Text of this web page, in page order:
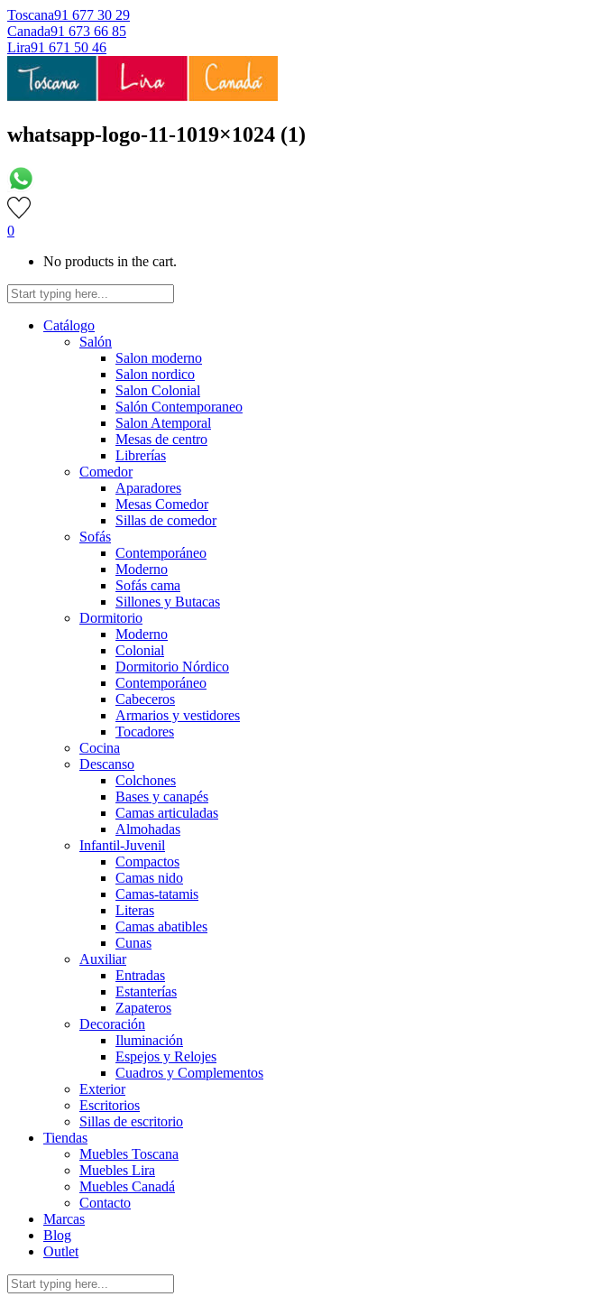
Toscana91 677 30 29
Canada91 673 66 85
Lira91 671 50 46
whatsapp-logo-11-1019×1024 (1)
0
No products in the cart.
Catálogo
Salón
Salon moderno
Salon nordico
Salon Colonial
Salón Contemporaneo
Salon Atemporal
Mesas de centro
Librerías
Comedor
Aparadores
Mesas Comedor
Sillas de comedor
Sofás
Contemporáneo
Moderno
Sofás cama
Sillones y Butacas
Dormitorio
Moderno
Colonial
Dormitorio Nórdico
Contemporáneo
Cabeceros
Armarios y vestidores
Tocadores
Cocina
Descanso
Colchones
Bases y canapés
Camas articuladas
Almohadas
Infantil-Juvenil
Compactos
Camas nido
Camas-tatamis
Literas
Camas abatibles
Cunas
Auxiliar
Entradas
Estanterías
Zapateros
Decoración
Iluminación
Espejos y Relojes
Cuadros y Complementos
Exterior
Escritorios
Sillas de escritorio
Tiendas
Muebles Toscana
Muebles Lira
Muebles Canadá
Contacto
Marcas
Blog
Outlet